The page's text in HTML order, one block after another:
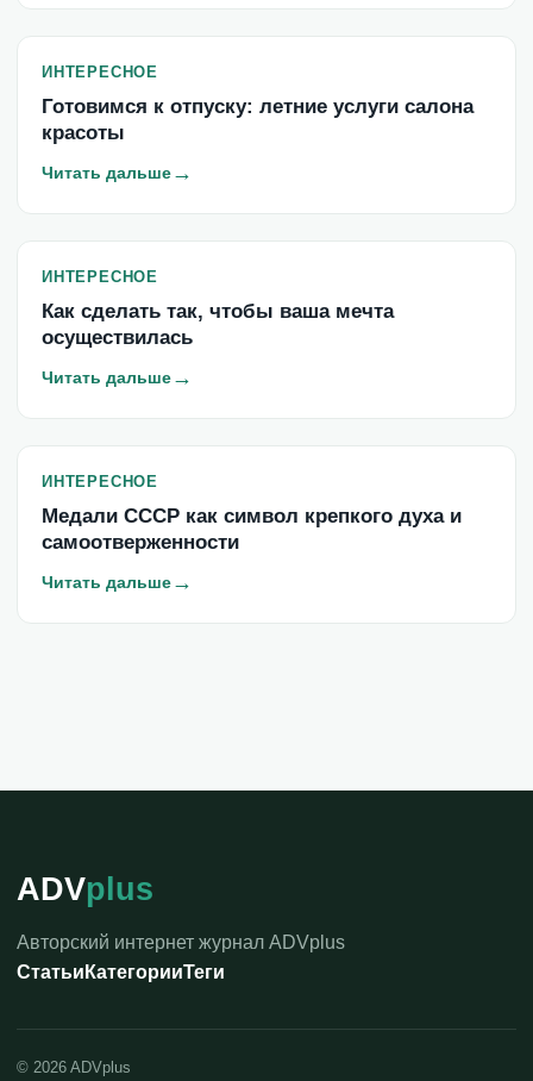
ИНТЕРЕСНОЕ
Готовимся к отпуску: летние услуги салона
красоты
Читать дальше→
ИНТЕРЕСНОЕ
Как сделать так, чтобы ваша мечта
осуществилась
Читать дальше→
ИНТЕРЕСНОЕ
Медали СССР как символ крепкого духа и
самоотверженности
Читать дальше→
ADVplus
Авторский интернет журнал ADVplus
Статьи КатегорииТеги
© 2026 ADVplus